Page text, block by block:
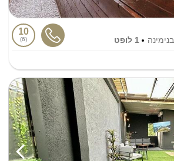
בנימינה 1 לופט
10
6